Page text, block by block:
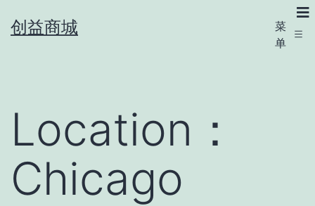
创益商城
菜
单
Location：
Chicago